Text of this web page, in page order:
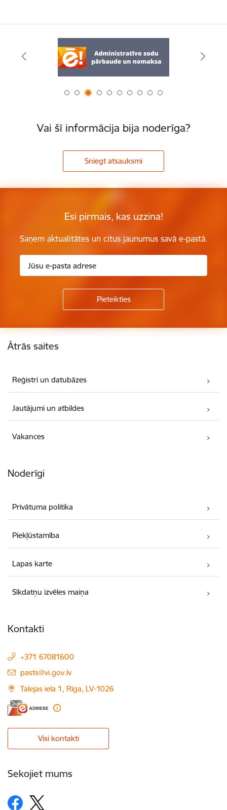
Vai šī informācija bija noderīga?
Sniegt atsauksmi
Esi pirmais, kas uzzina!
Saņem aktualitātes un citus jaunumus savā e-pastā.
Kājene
Ātrās saites
Reģistri un datubāzes
Jautājumi un atbildes
Vakances
Noderīgi
Privātuma politika
Piekļūstamība
Lapas karte
Sīkdatņu izvēles maiņa
Kontakti
+371 67081600
E-pasts:
pasts@vi.gov.lv
Talejas iela 1, Rīga, LV-1026
Visi kontakti
Sekojiet mums